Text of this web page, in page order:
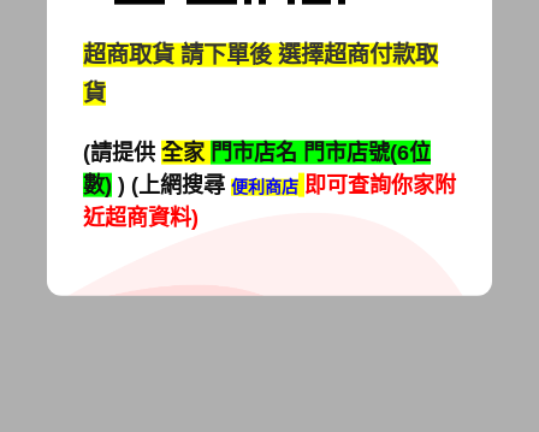
超商取貨 請下單後 選擇超商付款取
貨
(請提供 全家 門市店名 門市店號(6位
數) ) (上網搜尋 便利商店 即可查詢你家附
近超商資料)